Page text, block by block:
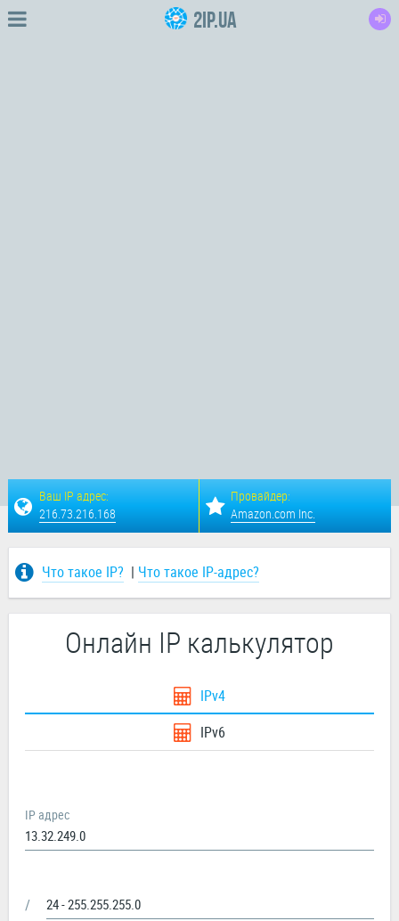
2IP.ua
Ваш IP адрес:
216.73.216.168
Провайдер:
Amazon.com Inc.
Что такое IP? | Что такое IP-адрес?
Онлайн IP калькулятор
IPv4
IPv6
IP адрес
/